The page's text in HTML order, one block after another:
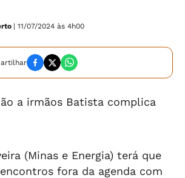
| 11/07/2024 às 4h00
a irmãos Batista complica
(Minas e Energia) terá que
fora da agenda com